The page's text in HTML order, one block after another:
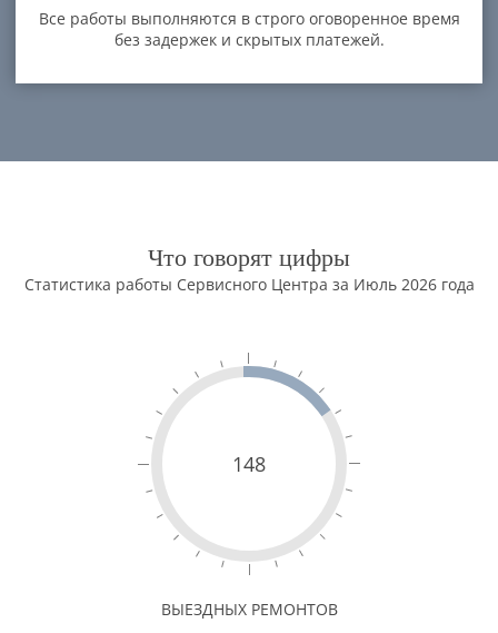
Все работы выполняются в строго оговоренное время
без задержек и скрытых платежей.
Что говорят цифры
Статистика работы Сервисного Центра за Июль 2026 года
148
ВЫЕЗДНЫХ РЕМОНТОВ